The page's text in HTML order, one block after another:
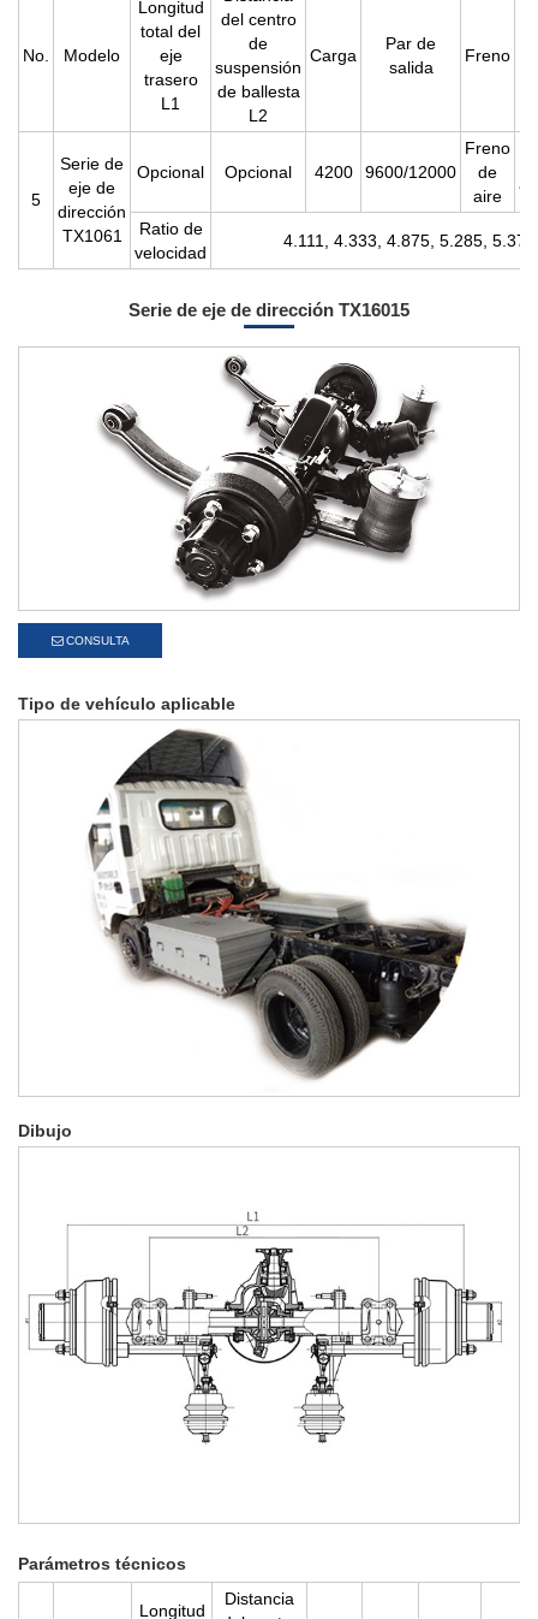
No. Modelo
Longitud
total del
eje
trasero
L1
del centro
de
suspensión
de ballesta
L2
Carga
Par de
salida
Freno
5
Serie de
eje de
dirección
TX1061
Opcional Opcional 4200 9600/12000
Freno
de
aire
Ratio de
velocidad
4.111, 4.333, 4.875, 5.285,
Serie de eje de dirección TX16015
CONSULTA
Tipo de vehículo aplicable
Dibujo
Parámetros técnicos
Longitud
Distancia